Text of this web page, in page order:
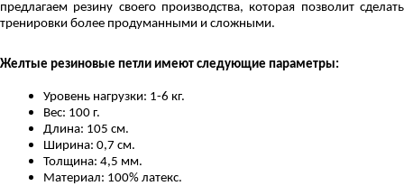
предлагаем резину своего производства, которая позволит сделать
тренировки более продуманными и сложными.
Желтые резиновые петли имеют следующие параметры:
Уровень нагрузки: 1-6 кг.
Вес: 100 г.
Длина: 105 см.
Ширина: 0,7 см.
Толщина: 4,5 мм.
Материал: 100% латекс.